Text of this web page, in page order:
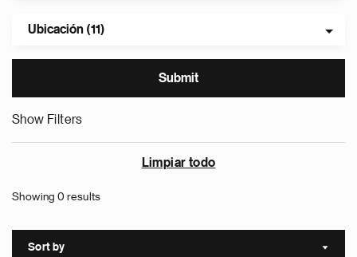
Ubicación (11)
Show Filters
Limpiar todo
Showing 0 results
Sort by Sort